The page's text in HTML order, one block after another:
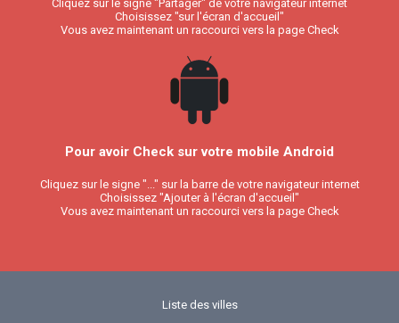
Cliquez sur le signe "Partager" de votre navigateur internet
Choisissez "sur l'écran d'accueil"
Vous avez maintenant un raccourci vers la page Check
Pour avoir Check sur votre mobile Android
Cliquez sur le signe "..." sur la barre de votre navigateur internet
Choisissez "Ajouter à l'écran d'accueil"
Vous avez maintenant un raccourci vers la page Check
Liste des villes